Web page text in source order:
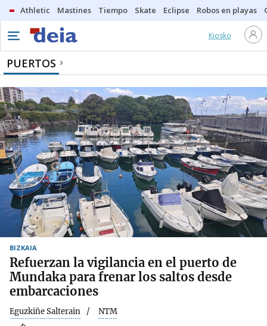
Athletic Mastines Tiempo Skate Eclipse Robos en playas
Kiosko
PUERTOS
BIZKAIA
Refuerzan la vigilancia en el puerto de
Mundaka para frenar los saltos desde
embarcaciones
Eguzkiñe Salterain NTM